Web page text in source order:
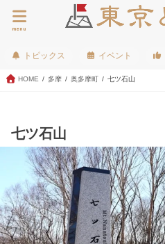
menu
トピックス イベント
HOME 多摩 奥多摩町 七ツ石山
七ツ石山